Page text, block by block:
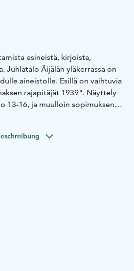
esineistä, kirjoista,
Juhlatalo Äijälän yläkerrassa on
aineistolle. Esillä on vaihtuvia
rajapitäjät 1939". Näyttely
13-16, ja muulloin sopimuksen